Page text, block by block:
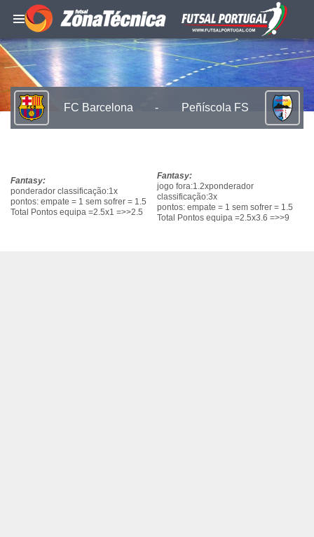
FC Barcelona - Peñíscola FS
Fantasy:
ponderador classificação:1x
pontos: empate = 1 sem sofrer = 1.5
Total Pontos equipa =2.5x1 =>>2.5
Fantasy:
jogo fora:1.2xponderador
classificação:3x
pontos: empate = 1 sem sofrer = 1.5
Total Pontos equipa =2.5x3.6 =>>9